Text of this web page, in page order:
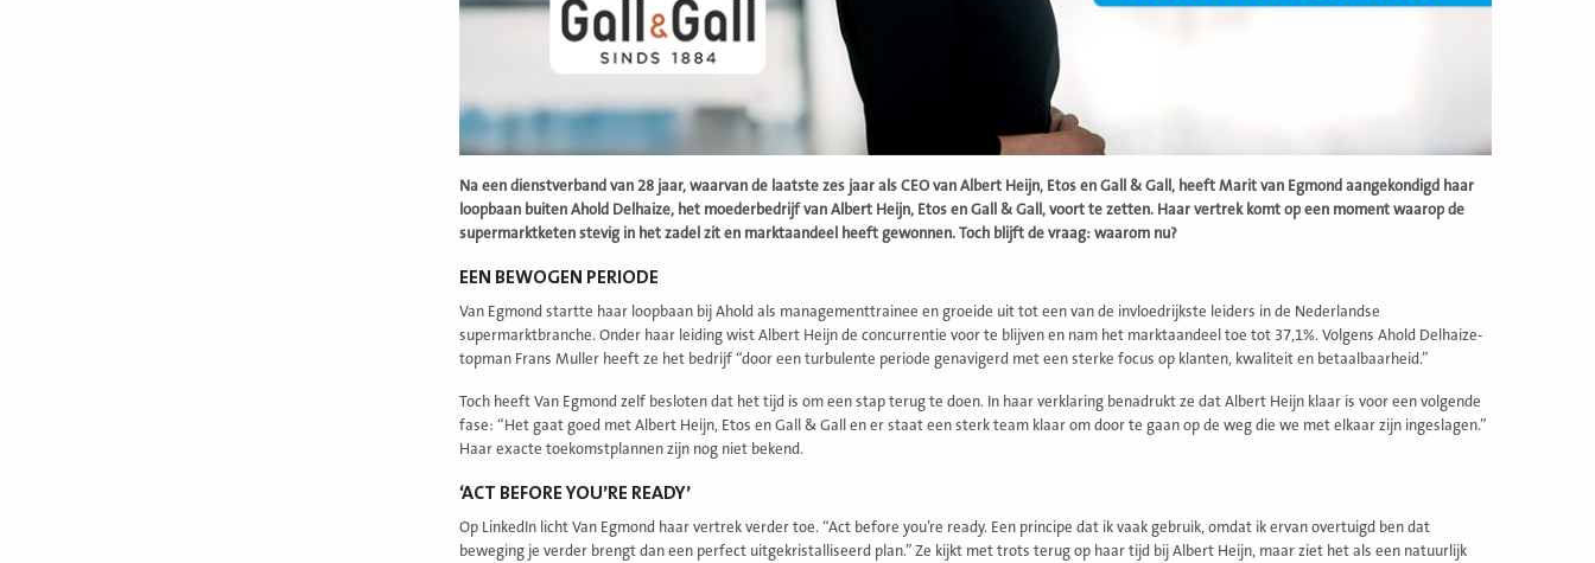
Na een dienstverband van 28 jaar, waarvan de laatste zes jaar als CEO van Albert Heijn, Etos en Gall & Gall, heeft Marit van Egmond aangekondigd haar
loopbaan buiten Ahold Delhaize, het moederbedrijf van Albert Heijn, Etos en Gall & Gall, voort te zetten. Haar vertrek komt op een moment waarop de
supermarktketen stevig in het zadel zit en marktaandeel heeft gewonnen. Toch blijft de vraag: waarom nu?
EEN BEWOGEN PERIODE
Van Egmond startte haar loopbaan bij Ahold als managementtrainee en groeide uit tot een van de invloedrijkste leiders in de Nederlandse
supermarktbranche. Onder haar leiding wist Albert Heijn de concurrentie voor te blijven en nam het marktaandeel toe tot 37,1%. Volgens Ahold Delhaize-
topman Frans Muller heeft ze het bedrijf “door een turbulente periode genavigerd met een sterke focus op klanten, kwaliteit en betaalbaarheid.”
Toch heeft Van Egmond zelf besloten dat het tijd is om een stap terug te doen. In haar verklaring benadrukt ze dat Albert Heijn klaar is voor een volgende
fase: “Het gaat goed met Albert Heijn, Etos en Gall & Gall en er staat een sterk team klaar om door te gaan op de weg die we met elkaar zijn ingeslagen.”
Haar exacte toekomstplannen zijn nog niet bekend.
‘ACT BEFORE YOU’RE READY’
Op LinkedIn licht Van Egmond haar vertrek verder toe. “Act before you’re ready. Een principe dat ik vaak gebruik, omdat ik ervan overtuigd ben dat
beweging je verder brengt dan een perfect uitgekristalliseerd plan.” Ze kijkt met trots terug op haar tijd bij Albert Heijn, maar ziet het als een natuurlijk